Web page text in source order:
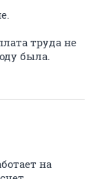
труда не
была.
на